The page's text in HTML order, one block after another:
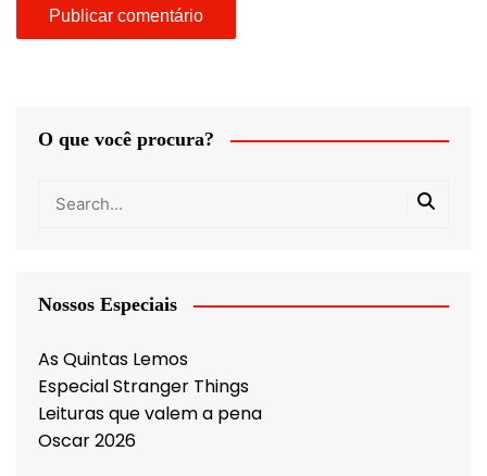
O que você procura?
Nossos Especiais
As Quintas Lemos
Especial Stranger Things
Leituras que valem a pena
Oscar 2026